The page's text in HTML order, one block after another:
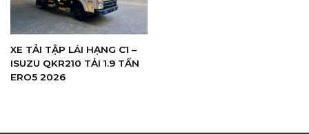
XE TẢI TẬP LÁI HẠNG C1 –
ISUZU QKR210 TẢI 1.9 TẤN
ERO5 2026